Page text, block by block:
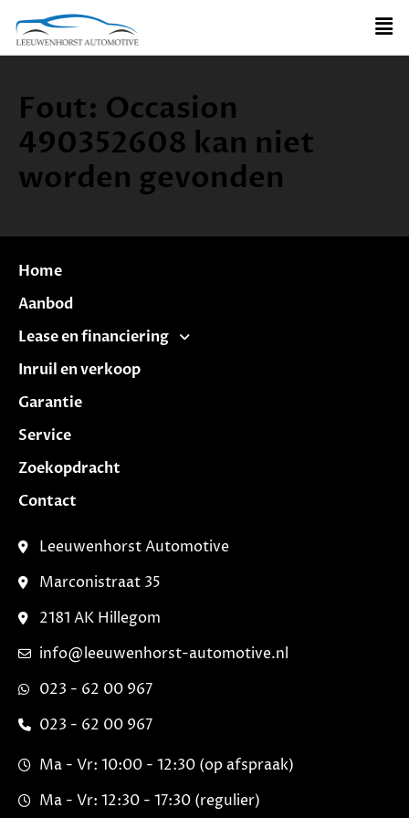
Fout: Occasion
490352608 kan niet
worden gevonden
Home
Aanbod
Lease en financiering
Inruil en verkoop
Garantie
Service
Zoekopdracht
Contact
Leeuwenhorst Automotive
Marconistraat 35
2181 AK Hillegom
info@leeuwenhorst-automotive.nl
023 - 62 00 967
023 - 62 00 967
Ma - Vr: 10:00 - 12:30 (op afspraak)
Ma - Vr: 12:30 - 17:30 (regulier)